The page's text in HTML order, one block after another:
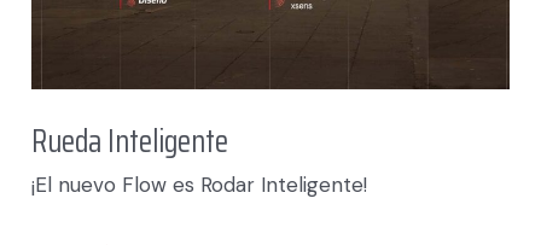
Rueda Inteligente
¡El nuevo Flow es Rodar Inteligente!